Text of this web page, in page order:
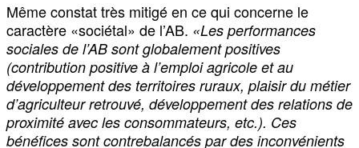
Même constat très mitigé en ce qui concerne le
caractère «sociétal» de l’AB. «Les performances
sociales de l’AB sont globalement positives
(contribution positive à l’emploi agricole et au
développement des territoires ruraux, plaisir du métier
d’agriculteur retrouvé, développement des relations de
proximité avec les consommateurs, etc.). Ces
bénéfices sont contrebalancés par des inconvénients